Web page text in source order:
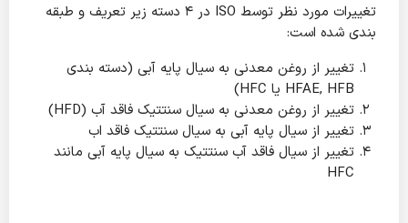
تغییرات مورد نظر توسط ISO در 4 دسته زیر تعریف و طبقه
بندی شده است:
تغییر از روغن معدنی به سیال پایه آبی (دسته بندی
HFAE, HFB یا HFC)
تغییر از روغن معدنی به سیال سنتتیک فاقد آب (HFD)
تغییر از سیال پایه آبی به سیال سنتتیک فاقد اب
تغییر از سیال فاقد آب سنتتیک به سیال پایه آبی مانند
HFC